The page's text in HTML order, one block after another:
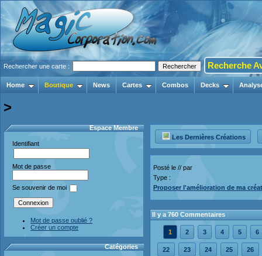
Rechercher une carte : Recherche
Home Boutique News Cartes Combos Decks
>
Espace Membre
Identifiant
Mot de passe
Se souvenir de moi
Mot de passe oublié ?
Créer un compte
Catégories
Les Dernières Créations
Posté le // par
Type :
Proposer l'amélioration de ma
Il y a 760 Commentaires
1 2 3 4 5 6
22 23 24 25 26